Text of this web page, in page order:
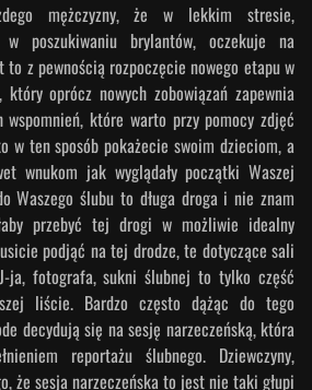
mężczyzny, że w lekkim stresie,
w poszukiwaniu brylantów, oczekuje na
to z pewnością rozpoczęcie nowego etapu w
który oprócz nowych zobowiązań zapewnia
wspomnień, które warto przy pomocy zdjęć
w ten sposób pokażecie swoim dzieciom, a
wnukom jak wyglądały początki Waszej
Waszego ślubu to długa droga i nie znam
przebyć tej drogi w możliwie idealny
podjąć na tej drodze, te dotyczące sali
ja, fotografa, sukni ślubnej to tylko część
liście. Bardzo często dążąc do tego
decydują się na sesję narzeczeńską, która
reportażu ślubnego. Dziewczyny,
że sesja narzeczeńska to jest nie taki głupi